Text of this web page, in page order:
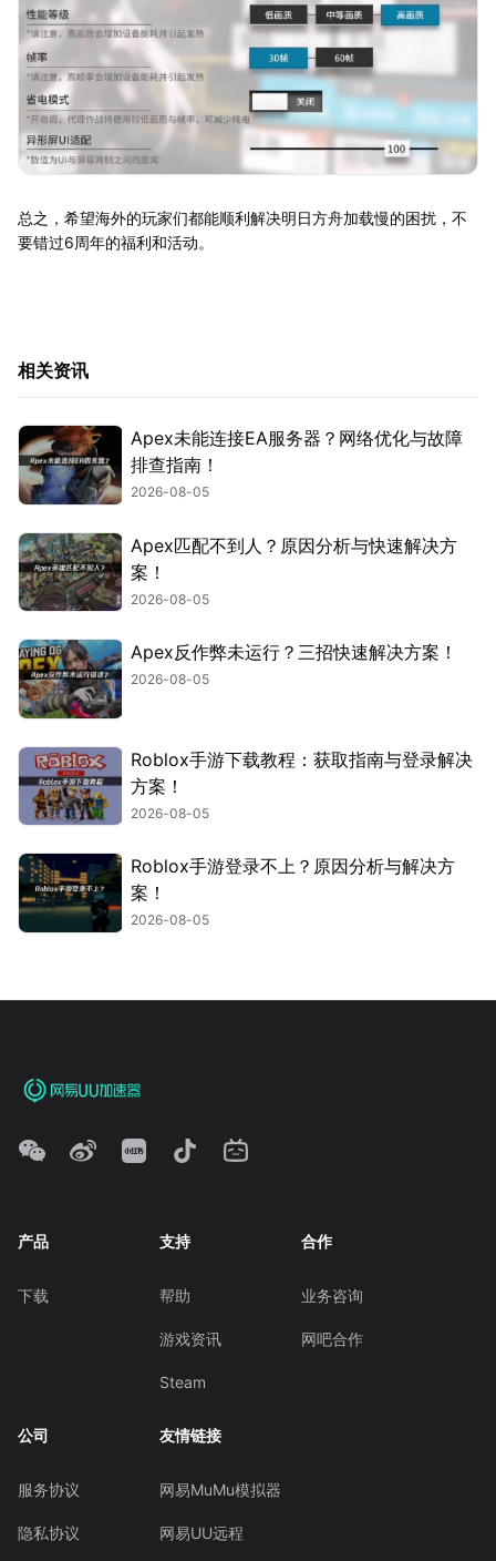
总之，希望海外的玩家们都能顺利解决明日方舟加载慢的困扰，不
要错过6周年的福利和活动。
相关资讯
Apex未能连接EA服务器？网络优化与故障
排查指南！
2026-08-05
Apex匹配不到人？原因分析与快速解决方
案！
2026-08-05
Apex反作弊未运行？三招快速解决方案！
2026-08-05
Roblox手游下载教程：获取指南与登录解决
方案！
2026-08-05
Roblox手游登录不上？原因分析与解决方
案！
2026-08-05
产品
下载
支持
帮助
游戏资讯
Steam
合作
业务咨询
网吧合作
公司
服务协议
隐私协议
友情链接
网易MuMu模拟器
网易UU远程